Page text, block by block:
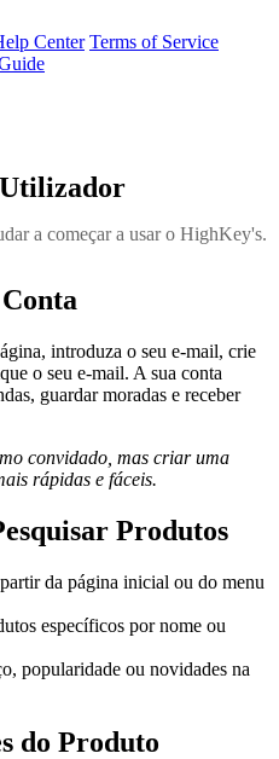
Center Terms of Service
a começar a usar o HighKey's.
introduza o seu e-mail, crie
o seu e-mail. A sua conta
guardar moradas e receber
convidado, mas criar uma
rápidas e fáceis.
Produtos
da página inicial ou do menu
específicos por nome ou
popularidade ou novidades na
do Produto